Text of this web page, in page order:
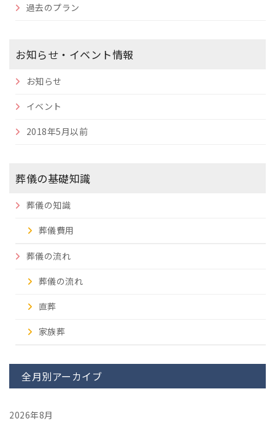
過去のプラン
お知らせ・イベント情報
お知らせ
イベント
2018年5月以前
葬儀の基礎知識
葬儀の知識
葬儀費用
葬儀の流れ
葬儀の流れ
直葬
家族葬
全月別アーカイブ
2026年8月